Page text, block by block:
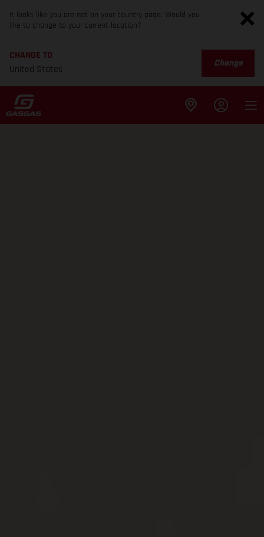
It looks like you are not on your country page. Would you
like to change to your current location?
CHANGE TO
United States
Change